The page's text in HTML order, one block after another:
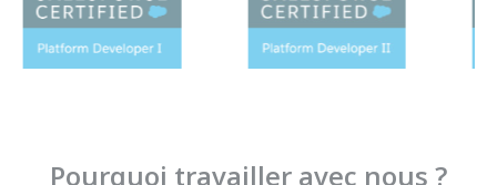
Pourquoi travailler avec nous ?